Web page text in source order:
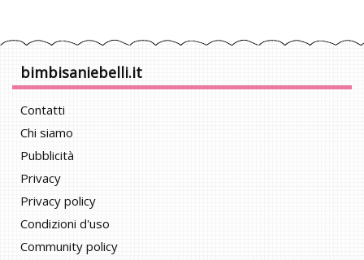
bimbisaniebelli.it
Contatti
Chi siamo
Pubblicità
Privacy
Privacy policy
Condizioni d'uso
Community policy